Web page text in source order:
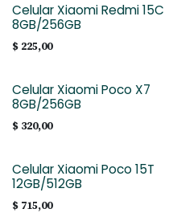
Celular Xiaomi Redmi 15C
8GB/256GB
$ 225,00
Celular Xiaomi Poco X7
8GB/256GB
$ 320,00
Celular Xiaomi Poco 15T
12GB/512GB
$ 715,00